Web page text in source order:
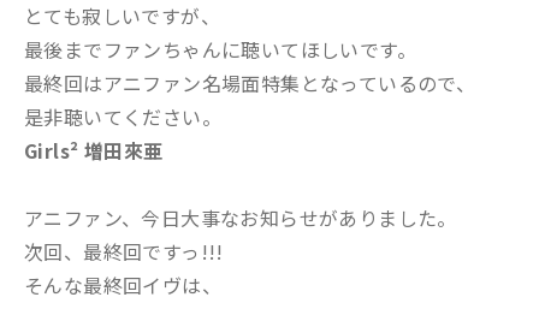
とても寂しいですが、
最後までファンちゃんに聴いてほしいです。
最終回はアニファン名場面特集となっているので、
是非聴いてください。
Girls² 増田來亜
アニファン、今日大事なお知らせがありました。
次回、最終回ですっ!!!
そんな最終回イヴは、